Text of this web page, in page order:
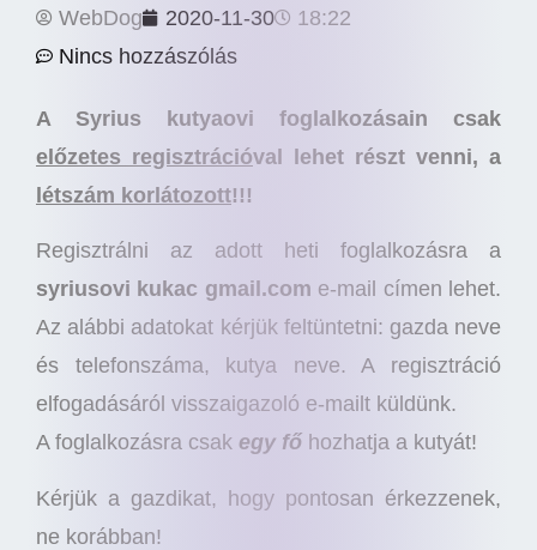
WebDog 2020-11-30
18:22
Nincs hozzászólás
A Syrius kutyaovi foglalkozásain csak
előzetes regisztrációval lehet részt venni, a
létszám korlátozott!!!
Regisztrálni az adott heti foglalkozásra a
syriusovi kukac gmail.com e-mail címen lehet.
Az alábbi adatokat kérjük feltüntetni: gazda neve
és telefonszáma, kutya neve. A regisztráció
elfogadásáról visszaigazoló e-mailt küldünk.
A foglalkozásra csak egy fő hozhatja a kutyát!
Kérjük a gazdikat, hogy pontosan érkezzenek,
ne korábban!